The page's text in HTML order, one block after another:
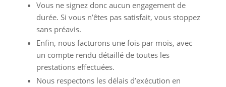
Vous ne signez donc aucun engagement de
durée. Si vous n’êtes pas satisfait, vous stoppez
sans préavis.
Enfin, nous facturons une fois par mois, avec
un compte rendu détaillé de toutes les
prestations effectuées.
Nous respectons les délais d’exécution en